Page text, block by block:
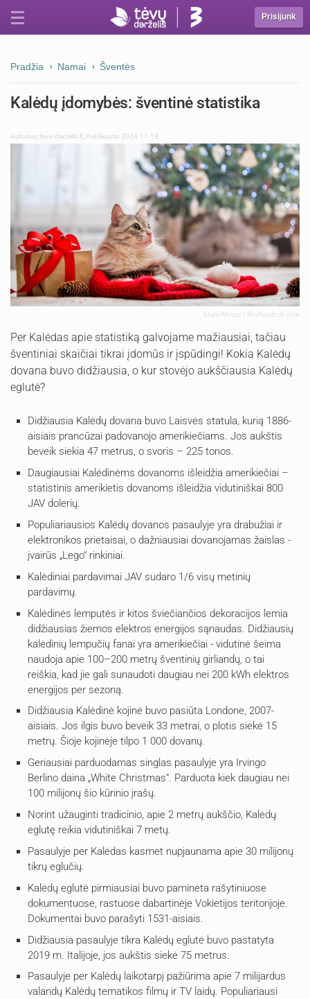
Prisijunk
Pradžia Namai Šventės
Kalėdų įdomybės: šventinė statistika
Autorius:tevu-darzelis.lt Publikuota: 2024-11-19
Maria Moroz | Shutterstock.com
Per Kalėdas apie statistiką galvojame mažiausiai, tačiau
šventiniai skaičiai tikrai įdomūs ir įspūdingi! Kokia Kalėdų
dovana buvo didžiausia, o kur stovėjo aukščiausia Kalėdų
eglutė?
Didžiausia Kalėdų dovana buvo Laisvės statula, kurią 1886-
aisiais prancūzai padovanojo amerikiečiams. Jos aukštis
beveik siekia 47 metrus, o svoris – 225 tonos.
Daugiausiai Kalėdinėms dovanoms išleidžia amerikiečiai –
statistinis amerikietis dovanoms išleidžia vidutiniškai 800
JAV dolerių.
Populiariausios Kalėdų dovanos pasaulyje yra drabužiai ir
elektronikos prietaisai, o dažniausiai dovanojamas žaislas -
įvairūs „Lego“ rinkiniai.
Kalėdiniai pardavimai JAV sudaro 1/6 visų metinių
pardavimų.
Kalėdinės lemputės ir kitos šviečiančios dekoracijos lemia
didžiausias žiemos elektros energijos sąnaudas. Didžiausių
kalėdinių lempučių fanai yra amerikiečiai - vidutinė šeima
naudoja apie 100–200 metrų šventinių girliandų, o tai
reiškia, kad jie gali sunaudoti daugiau nei 200 kWh elektros
energijos per sezoną.
Didžiausia Kalėdinė kojinė buvo pasiūta Londone, 2007-
aisiais. Jos ilgis buvo beveik 33 metrai, o plotis siekė 15
metrų. Šioje kojinėje tilpo 1 000 dovanų.
Geriausiai parduodamas singlas pasaulyje yra Irvingo
Berlino daina „White Christmas“. Parduota kiek daugiau nei
100 milijonų šio kūrinio įrašų.
Norint užauginti tradicinio, apie 2 metrų aukščio, Kalėdų
eglutę reikia vidutiniškai 7 metų.
Pasaulyje per Kalėdas kasmet nupjaunama apie 30 milijonų
tikrų eglučių.
Kalėdų eglutė pirmiausiai buvo paminėta rašytiniuose
dokumentuose, rastuose dabartinėje Vokietijos teritorijoje.
Dokumentai buvo parašyti 1531-aisiais.
Didžiausia pasaulyje tikra Kalėdų eglutė buvo pastatyta
2019 m. Italijoje, jos aukštis siekė 75 metrus.
Pasaulyje per Kalėdų laikotarpį pažiūrima apie 7 milijardus
valandų Kalėdų tematikos filmų ir TV laidų. Populiariausi